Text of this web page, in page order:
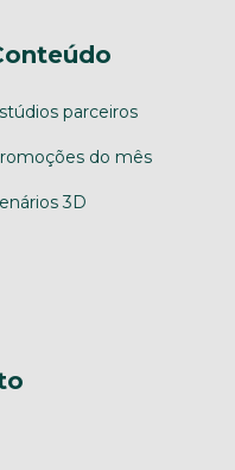
parceiros
do mês
3D